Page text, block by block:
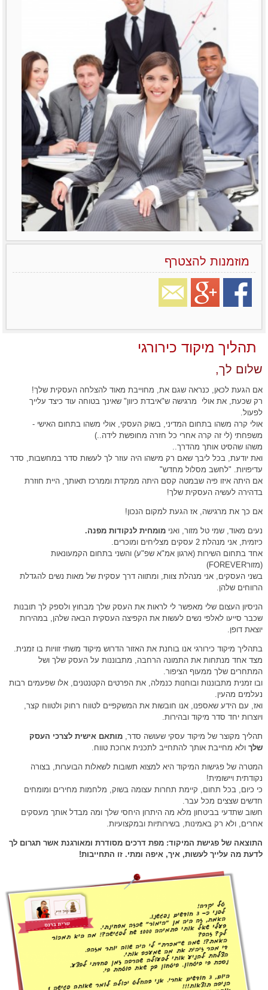
מוזמנות להצטרף
תהליך מיקוד כירורגי
שלום לך,
אם הגעת לכאן, כנראה שגם את, מחוייבת מאוד להצלחה העסקית שלך!
רק שכעת, את אולי מרגישה ש"איבדת כיוון" שאינך בטוחה עוד כיצד עלייך
לפעול.
אולי קרה משהו בתחום המדיני, בשוק העסקי, אולי משהו בתחום האישי -
משפחתי (לי זה קרה אחרי כל חזרה מחופשת לידה..)
משהו שהסיט אותך מהדרך..
ואת יודעת, בכל ליבך שאם רק מישהו היה עוזר לך לעשות סדר במחשבות, סדר
עדיפויות. "לחשב מסלול מחדש"
אם היתה איזו פיה שבמטה קסם היתה ממקדת וממרכז תאותך, היית חוזרת
בדהירה לעשיה העסקית שלך!
אם כך את מרגישה, אז הגעת למקום הנכון!
נעים מאוד, שמי טל מזור, ואנימומחית לנקודות מפנה.
כיזמית, אני מנהלת 2 עסקים מצליחים ומוכרים.
אחד בתחום השירות (ארגון אמ"א שפ"ע) והשני בתחום הקמעונאות
(מזורFOREVER)
בשני העסקים, אני מנהלת צוות, ומתווה דרך עסקית של מאות נשים להגדלת
הרווחים שלהן.
הניסיון העצום שלי מאפשר לי לראות את העסק שלך מבחוץ ולספק לך תובנות
שכבר סייעו לאלפי נשים לעשות את הקפיצה העסקית הבאה שלהן, במהירות
יוצאת דופן.
בתהליך מיקוד כירורגי אנו בוחנת את האזור הדרוש מיקוד משתי זוויות בו זמנית.
מצד אחד מנתחות את התמונה הרחבה, מתבוננות על העסק שלך ושל
המתחרים שלך ממעוף הציפור.
ובו זמנית מתבוננות ובוחנות כנמלה, את הפרטים הקטנטנים, אלו שפעמים רבות
נעלמים מהעין.
ואז, עם הידע שאספנו, אנו חובשות את המשקפיים לטווח רחוק ולטווח קצר,
ויוצרות יחד סדר מיקוד ובהירות.
תהליך מקוצר של מיקוד עסקי שעושה סדר, מותאם אישית לצרכי העסק
שלך ולא מחייבת אותך להתחייב לתכנית ארוכת טווח.
המטרה של פגישות המיקוד היא למצוא תשובות לשאלות הבוערות, בצורה
נקודתית ויישומית!
כי כיום, בכל תחום, קיימת תחרות עצומה בשוק, מלחמות מחירים ומומחים
חדשים שצצים מכל עבר.
חשוב שתדעי בביטחון מלא מה היתרון היחסי שלך ומה מבדל אותך מעסקים
אחרים, ולא רק באמינות, בשירותיות ובמקצועיות.
התוצאה של פגישת המיקוד: מפת דרכים מסודרת ומאורגנת אשר תגרום לך
לדעת מה עלייך לעשות, איך, איפה ומתי. זו התחייבות!